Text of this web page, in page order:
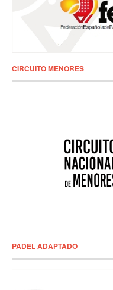
CIRCUITO MENORES
PADEL ADAPTADO